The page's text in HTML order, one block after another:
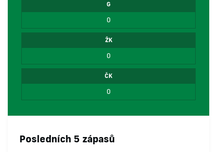
G
0
ŽK
0
ČK
0
Posledních 5 zápasů